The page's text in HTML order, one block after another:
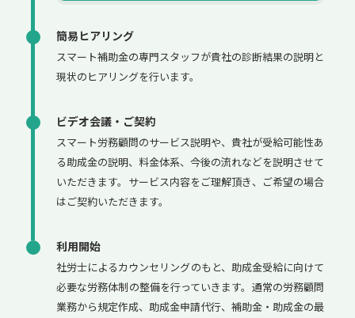
簡易ヒアリング
スマート補助金の専門スタッフが貴社の診断結果の説明と
現状のヒアリングを行います。
ビデオ会議・ご契約
スマート労務顧問のサービス説明や、貴社が受給可能性あ
る助成金の説明、料金体系、今後の流れなどを説明させて
いただきます。サービス内容をご理解頂き、ご希望の場合
はご契約いただきます。
利用開始
社労士によるカウンセリングのもと、助成金受給に向けて
必要な労務体制の整備を行っていきます。通常の労務顧問
業務から規定作成、助成金申請代行、補助金・助成金の最